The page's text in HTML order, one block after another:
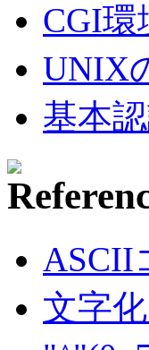
CGI環
UNIX
基本
ASCII
文字